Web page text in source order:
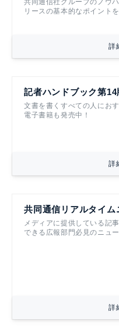
共同通信社グループのノウ
リースの基本的なポイントを
詳
記者ハンドブック第14
文書を書くすべての人におす
電子書籍も発売中！
詳
共同通信リアルタイム
メディアに提供している記
できる広報部門必見のニュ
詳